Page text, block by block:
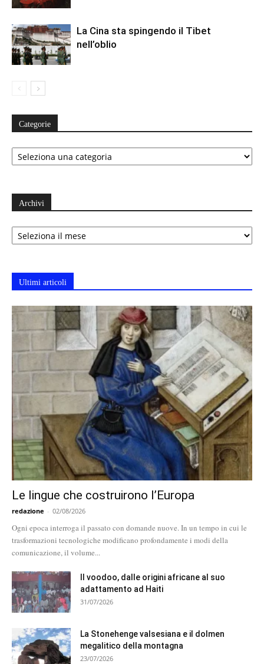
La Cina sta spingendo il Tibet
nell’oblio
Categorie
Categorie
Archivi
Archivi
Ultimi articoli
Le lingue che costruirono l’Europa
redazione - 02/08/2026
Ogni epoca interroga il passato con domande nuove. In un tempo in cui le
trasformazioni tecnologiche modificano profondamente i modi della
comunicazione, il volume...
Il voodoo, dalle origini africane al suo
adattamento ad Haiti
31/07/2026
La Stonehenge valsesiana e il dolmen
megalitico della montagna
23/07/2026